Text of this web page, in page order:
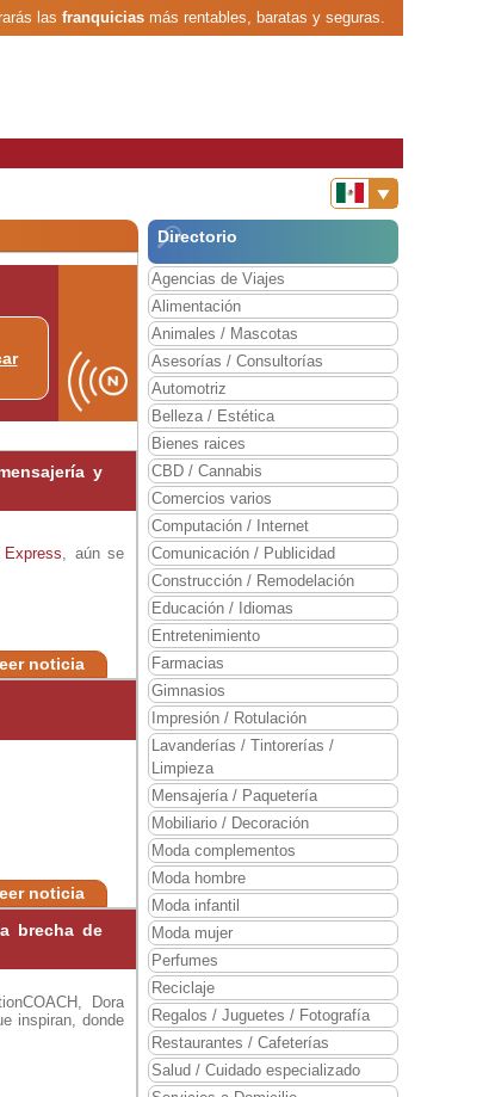
las franquiciasmás rentables, baratas y seguras.
y
Express , aún se
noticia
noticia
brecha de
Dora
inspiran, donde
Directorio
Agencias de Viajes
Alimentación
Animales / Mascotas
Asesorías / Consultorías
Automotriz
Belleza / Estética
Bienes raices
CBD / Cannabis
Comercios varios
Computación / Internet
Comunicación / Publicidad
Construcción / Remodelación
Educación / Idiomas
Entretenimiento
Farmacias
Gimnasios
Impresión / Rotulación
Lavanderías / Tintorerías /
Limpieza
Mensajería / Paquetería
Mobiliario / Decoración
Moda complementos
Moda hombre
Moda infantil
Moda mujer
Perfumes
Reciclaje
Regalos / Juguetes / Fotografía
Restaurantes / Cafeterías
Salud / Cuidado especializado